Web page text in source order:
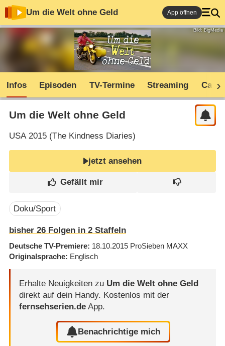
Um die Welt ohne Geld App öffnen
Bild: BigMedia
Infos Episoden TV-Termine Streaming Cast
Um die Welt ohne Geld
USA2015 (The Kindness Diaries)
jetzt ansehen
Doku/Sport
bisher 26Folgen in 2Staffeln
Deutsche TV-Premiere 18.10.2015 ProSieben MAXX
Originalsprache Englisch
Erhalte Neuigkeiten zu Um die Welt ohne Geld
direkt auf dein Handy. Kostenlos mit der
fernsehserien.deApp.
Benachrichtige mich